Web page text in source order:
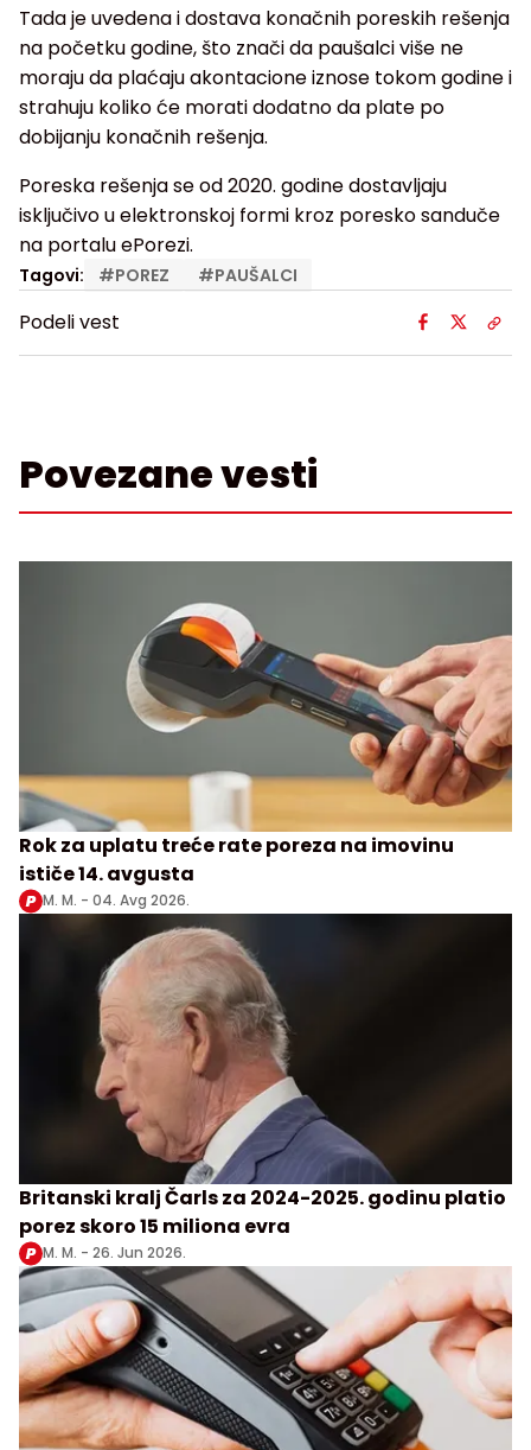
Tada je uvedena i dostava konačnih poreskih rešenja
na početku godine, što znači da paušalci više ne
moraju da plaćaju akontacione iznose tokom godine i
strahuju koliko će morati dodatno da plate po
dobijanju konačnih rešenja.
Poreska rešenja se od 2020. godine dostavljaju
isključivo u elektronskoj formi kroz poresko sanduče
na portalu ePorezi.
Tagovi: #POREZ #PAUŠALCI
Podeli vest
Povezane vesti
Rok za uplatu treće rate poreza na imovinu
ističe 14. avgusta
M. M. - 04. Avg 2026.
Britanski kralj Čarls za 2024-2025. godinu platio
porez skoro 15 miliona evra
M. M. - 26. Jun 2026.